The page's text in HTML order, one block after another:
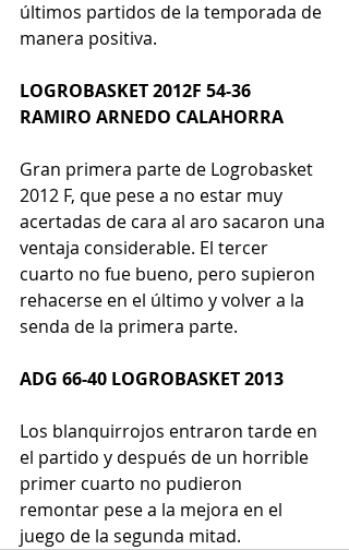
últimos partidos de la temporada de
manera positiva.
LOGROBASKET 2012F 54-36
RAMIRO ARNEDO CALAHORRA
Gran primera parte de Logrobasket
2012 F, que pese a no estar muy
acertadas de cara al aro sacaron una
ventaja considerable. El tercer
cuarto no fue bueno, pero supieron
rehacerse en el último y volver a la
senda de la primera parte.
ADG 66-40 LOGROBASKET 2013
Los blanquirrojos entraron tarde en
el partido y después de un horrible
primer cuarto no pudieron
remontar pese a la mejora en el
juego de la segunda mitad.